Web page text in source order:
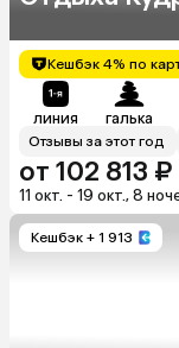
Кешбэк 4% по
линия галька
Отзывы за этот год
от 102 813 ₽
11 окт. - 19 окт., 8
Кешбэк + 1 913